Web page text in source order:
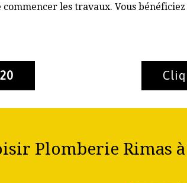
les travaux. Vous
Plomberie Rimas